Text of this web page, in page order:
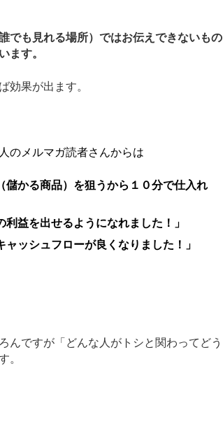
でも見れる場所）ではお伝えできないもの
ます。
効果が出ます。
のメルマガ読者さんからは
儲かる商品）を狙うから１０分で仕入れ
利益を出せるようになれました！」
ャッシュフローが良くなりました！」
んですが「どんな人がトシと関わってどう
。